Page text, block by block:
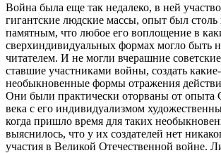
Война была еще так недалеко, в ней
гигантские людские массы, опыт был
памятным, что любое его воплощение в
сверхиндивидуальных формах могло быть
читателем. И не могли вчерашние
ставшие участниками войны, создать
необыкновенные формы отражения
Они были практически оторваны от опыта
века с его индивидуализмом
когда пришло время для таких
выяснилось, что у их создателей нет
участия в Великой Отечественной войне.